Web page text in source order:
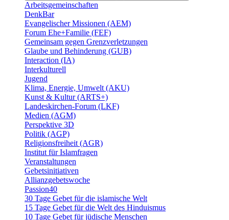
Arbeitsgemeinschaften
DenkBar
Evangelischer Missionen (AEM)
Forum Ehe+Familie (FEF)
Gemeinsam gegen Grenzverletzungen
Glaube und Behinderung (GUB)
Interaction (IA)
Interkulturell
Jugend
Klima, Energie, Umwelt (AKU)
Kunst & Kultur (ARTS+)
Landeskirchen-Forum (LKF)
Medien (AGM)
Perspektive 3D
Politik (AGP)
Religionsfreiheit (AGR)
Institut für Islamfragen
Veranstaltungen
Gebetsinitiativen
Allianzgebetswoche
Passion40
30 Tage Gebet für die islamische Welt
15 Tage Gebet für die Welt des Hinduismus
10 Tage Gebet für jüdische Menschen